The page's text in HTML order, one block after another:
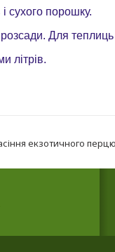
сухого порошку.
Для теплиць
літрів.
екзотичного перцю